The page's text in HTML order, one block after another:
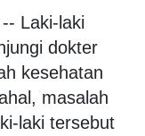
Laki-laki
dokter
kesehatan
masalah
laki tersebut